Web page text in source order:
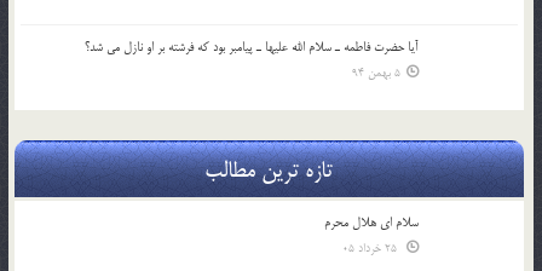
آيا حضرت فاطمه ـ سلام الله عليها ـ پيامبر بود كه فرشته بر او نازل مي شد؟
5 بهمن 94
تازه ترین مطالب
سلام ای هلال محرم